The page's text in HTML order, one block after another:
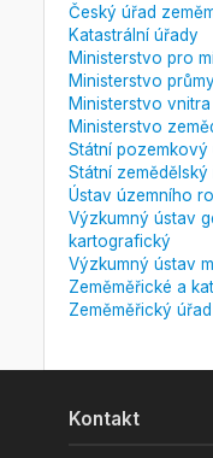
Český úřad
Katastrální úřady
Ministerstvo pro
Ministerstvo
Ministerstvo vnitra
Ministerstvo
Státní pozemkový
Státní
Ústav územního
Výzkumný ústav
kartografický
Výzkumný ústav
Zeměměřické a
Zeměměřický úřad
Kontakt